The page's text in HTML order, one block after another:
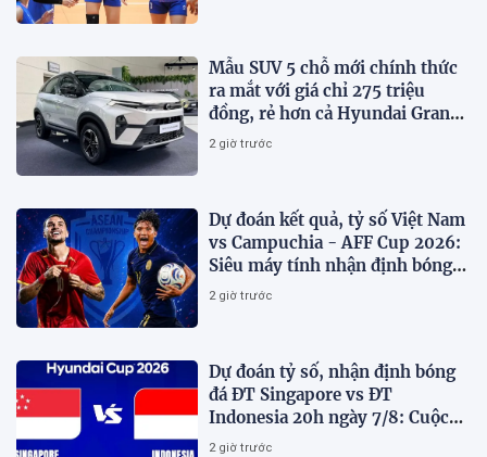
Mẫu SUV 5 chỗ mới chính thức
ra mắt với giá chỉ 275 triệu
đồng, rẻ hơn cả Hyundai Grand
i10 và Kia Morning
2 giờ trước
Dự đoán kết quả, tỷ số Việt Nam
vs Campuchia - AFF Cup 2026:
Siêu máy tính nhận định bóng
đá hôm nay
2 giờ trước
Dự đoán tỷ số, nhận định bóng
đá ĐT Singapore vs ĐT
Indonesia 20h ngày 7/8: Cuộc
chiến sống còn
2 giờ trước